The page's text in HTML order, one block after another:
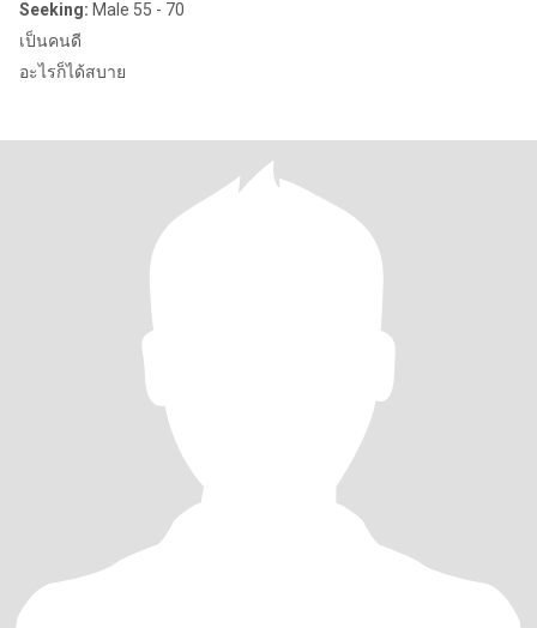
Seeking: Male 55 - 70
เป็นคนดี
อะไรก็ได้สบาย